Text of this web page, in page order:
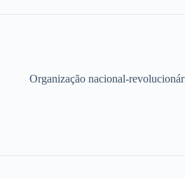
Organização nacional-